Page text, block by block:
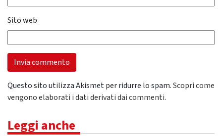
Sito web
Questo sito utilizza Akismet per ridurre lo spam.Scopri come
vengono elaborati i dati derivati dai commenti.
Leggi anche